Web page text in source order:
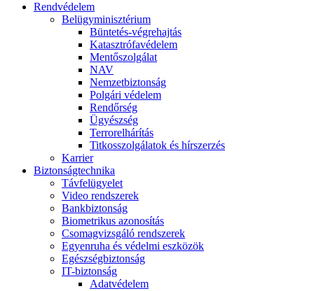
Rendvédelem
Belügyminisztérium
Büntetés-végrehajtás
Katasztrófavédelem
Mentőszolgálat
NAV
Nemzetbiztonság
Polgári védelem
Rendőrség
Ügyészség
Terrorelhárítás
Titkosszolgálatok és hírszerzés
Karrier
Biztonságtechnika
Távfelügyelet
Video rendszerek
Bankbiztonság
Biometrikus azonosítás
Csomagvizsgáló rendszerek
Egyenruha és védelmi eszközök
Egészségbiztonság
IT-biztonság
Adatvédelem